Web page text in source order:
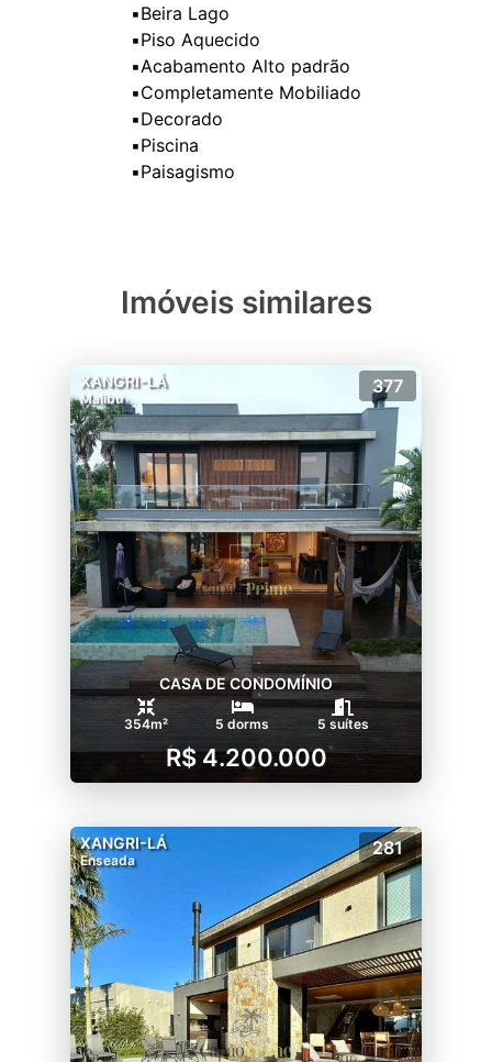
▪️Beira Lago
▪️Piso Aquecido
▪️Acabamento Alto padrão
▪️Completamente Mobiliado
▪️Decorado
▪️Piscina
Imóveis similares
XANGRI-LÁ
Malibu
377
CASA DE CONDOMÍNIO
354m² 5 dorms 5 suítes
R$ 4.200.000
XANGRI-LÁ
Enseada
281